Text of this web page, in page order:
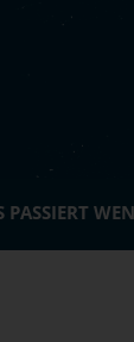
PASSIERT